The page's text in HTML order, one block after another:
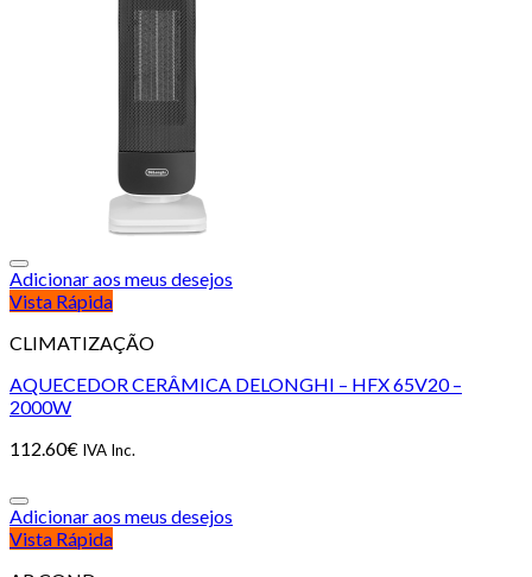
Adicionar aos meus desejos
Vista Rápida
CLIMATIZAÇÃO
AQUECEDOR CERÂMICA DELONGHI – HFX 65V20 –
2000W
112.60€ IVA Inc.
Adicionar aos meus desejos
Vista Rápida